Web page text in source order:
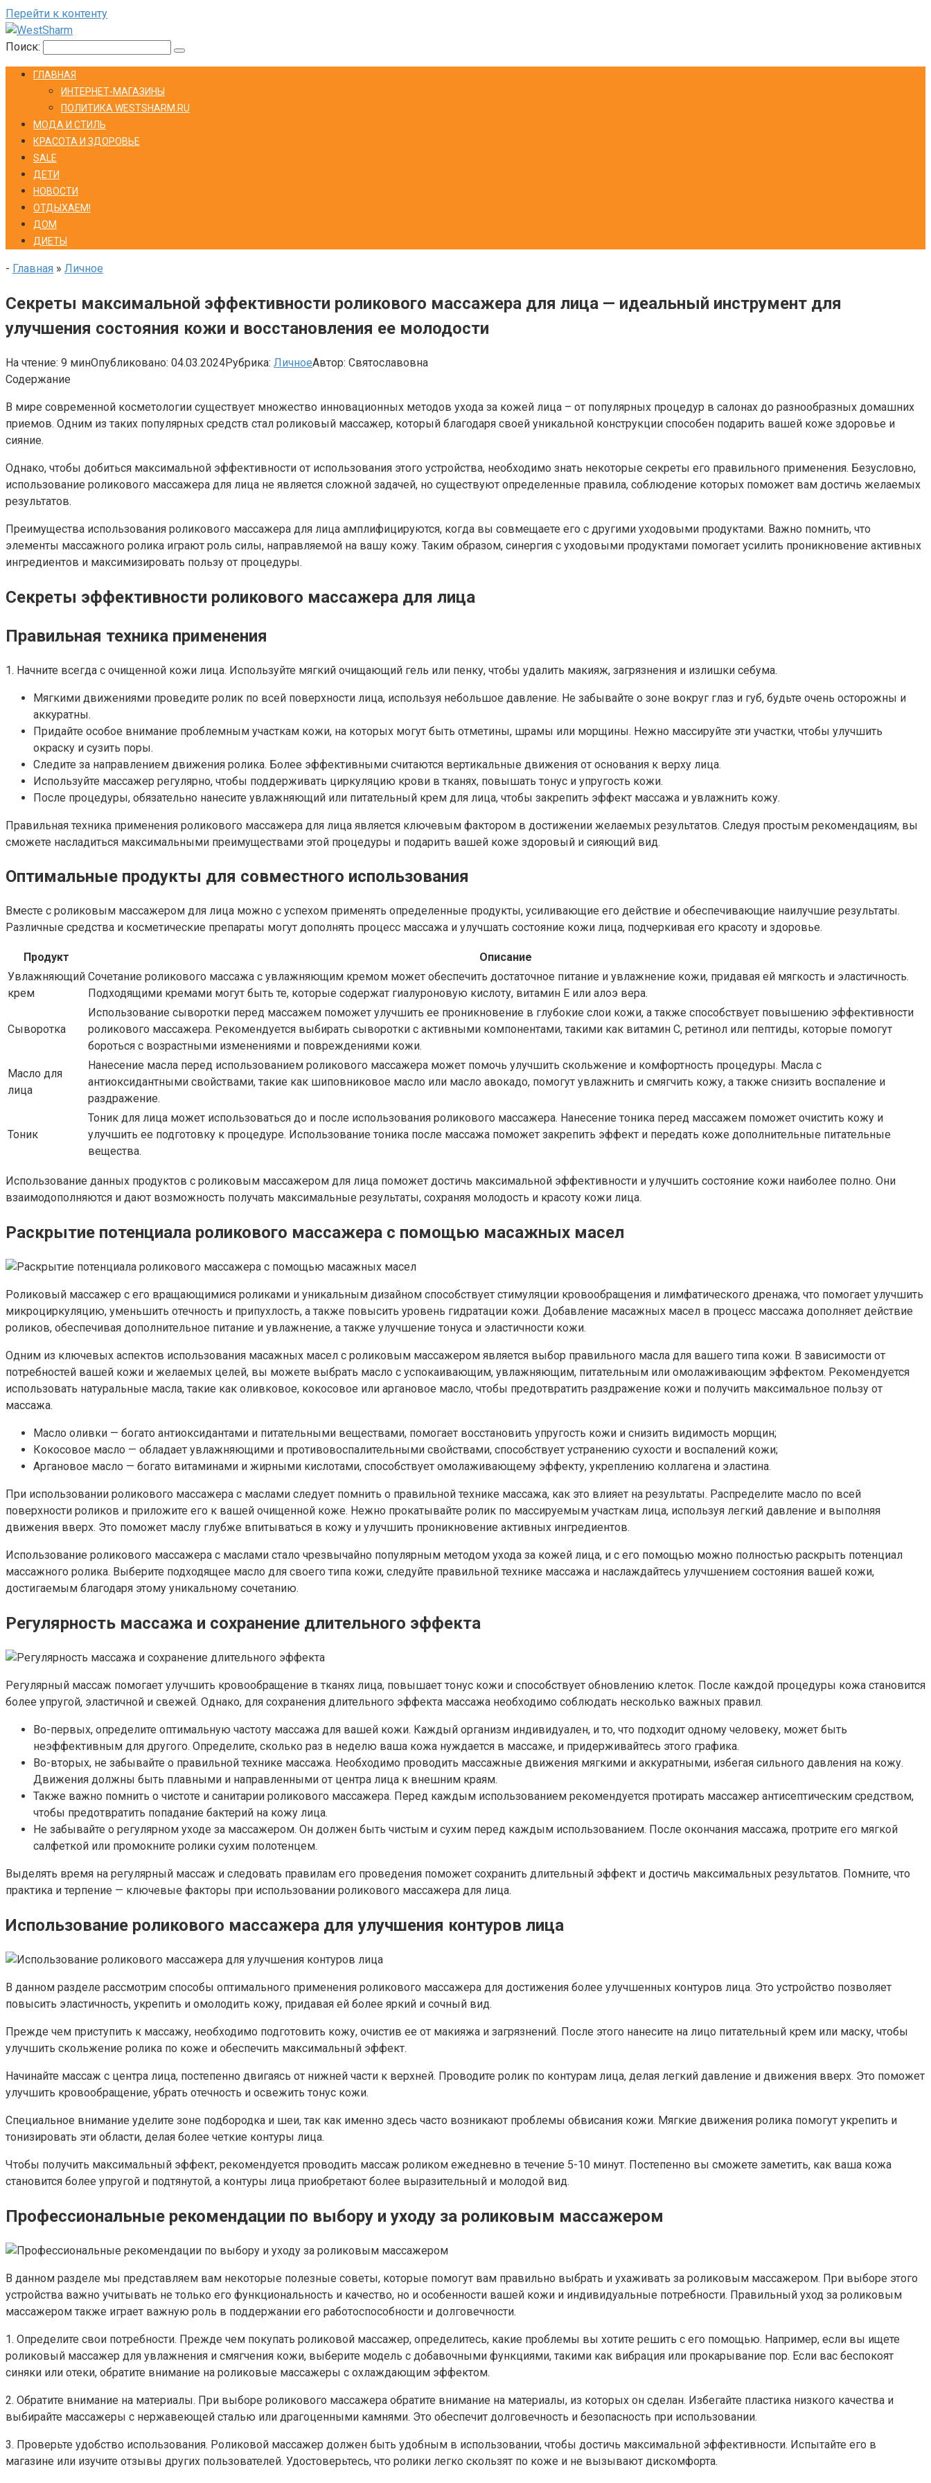
Перейти к контенту
Поиск:
ГЛАВНАЯ
ИНТЕРНЕТ-МАГАЗИНЫ
ПОЛИТИКА WESTSHARM.RU
МОДА И СТИЛЬ
КРАСОТА И ЗДОРОВЬЕ
SALE
ДЕТИ
НОВОСТИ
ОТДЫХАЕМ!
ДОМ
ДИЕТЫ
- Главная » Личное
Секреты максимальной эффективности роликового массажера для лица — идеальный инструмент для
улучшения состояния кожи и восстановления ее молодости
На чтение: 9 минОпубликовано: 04.03.2024Рубрика: ЛичноеАвтор: Святославовна
Содержание
В мире современной косметологии существует множество инновационных методов ухода за кожей лица – от популярных процедур в салонах до разнообразных домашних
приемов. Одним из таких популярных средств стал роликовый массажер, который благодаря своей уникальной конструкции способен подарить вашей коже здоровье и
сияние.
Однако, чтобы добиться максимальной эффективности от использования этого устройства, необходимо знать некоторые секреты его правильного применения. Безусловно,
использование роликового массажера для лица не является сложной задачей, но существуют определенные правила, соблюдение которых поможет вам достичь желаемых
результатов.
Преимущества использования роликового массажера для лица амплифицируются, когда вы совмещаете его с другими уходовыми продуктами. Важно помнить, что
элементы массажного ролика играют роль силы, направляемой на вашу кожу. Таким образом, синергия с уходовыми продуктами помогает усилить проникновение активных
ингредиентов и максимизировать пользу от процедуры.
Секреты эффективности роликового массажера для лица
Правильная техника применения
1. Начните всегда с очищенной кожи лица. Используйте мягкий очищающий гель или пенку, чтобы удалить макияж, загрязнения и излишки себума.
Мягкими движениями проведите ролик по всей поверхности лица, используя небольшое давление. Не забывайте о зоне вокруг глаз и губ, будьте очень осторожны и
аккуратны.
Придайте особое внимание проблемным участкам кожи, на которых могут быть отметины, шрамы или морщины. Нежно массируйте эти участки, чтобы улучшить
окраску и сузить поры.
Следите за направлением движения ролика. Более эффективными считаются вертикальные движения от основания к верху лица.
Используйте массажер регулярно, чтобы поддерживать циркуляцию крови в тканях, повышать тонус и упругость кожи.
После процедуры, обязательно нанесите увлажняющий или питательный крем для лица, чтобы закрепить эффект массажа и увлажнить кожу.
Правильная техника применения роликового массажера для лица является ключевым фактором в достижении желаемых результатов. Следуя простым рекомендациям, вы
сможете насладиться максимальными преимуществами этой процедуры и подарить вашей коже здоровый и сияющий вид.
Оптимальные продукты для совместного использования
Вместе с роликовым массажером для лица можно с успехом применять определенные продукты, усиливающие его действие и обеспечивающие наилучшие результаты.
Различные средства и косметические препараты могут дополнять процесс массажа и улучшать состояние кожи лица, подчеркивая его красоту и здоровье.
Продукт
Описание
Увлажняющий
крем
Сочетание роликового массажа с увлажняющим кремом может обеспечить достаточное питание и увлажнение кожи, придавая ей мягкость и эластичность.
Подходящими кремами могут быть те, которые содержат гиалуроновую кислоту, витамин Е или алоэ вера.
Сыворотка
Использование сыворотки перед массажем поможет улучшить ее проникновение в глубокие слои кожи, а также способствует повышению эффективности
роликового массажера. Рекомендуется выбирать сыворотки с активными компонентами, такими как витамин С, ретинол или пептиды, которые помогут
бороться с возрастными изменениями и повреждениями кожи.
Масло для
лица
Нанесение масла перед использованием роликового массажера может помочь улучшить скольжение и комфортность процедуры. Масла с
антиоксидантными свойствами, такие как шиповниковое масло или масло авокадо, помогут увлажнить и смягчить кожу, а также снизить воспаление и
раздражение.
Тоник
Тоник для лица может использоваться до и после использования роликового массажера. Нанесение тоника перед массажем поможет очистить кожу и
улучшить ее подготовку к процедуре. Использование тоника после массажа поможет закрепить эффект и передать коже дополнительные питательные
вещества.
Использование данных продуктов с роликовым массажером для лица поможет достичь максимальной эффективности и улучшить состояние кожи наиболее полно. Они
взаимодополняются и дают возможность получать максимальные результаты, сохраняя молодость и красоту кожи лица.
Раскрытие потенциала роликового массажера с помощью масажных масел
Роликовый массажер с его вращающимися роликами и уникальным дизайном способствует стимуляции кровообращения и лимфатического дренажа, что помогает улучшить
микроциркуляцию, уменьшить отечность и припухлость, а также повысить уровень гидратации кожи. Добавление масажных масел в процесс массажа дополняет действие
роликов, обеспечивая дополнительное питание и увлажнение, а также улучшение тонуса и эластичности кожи.
Одним из ключевых аспектов использования масажных масел с роликовым массажером является выбор правильного масла для вашего типа кожи. В зависимости от
потребностей вашей кожи и желаемых целей, вы можете выбрать масло с успокаивающим, увлажняющим, питательным или омолаживающим эффектом. Рекомендуется
использовать натуральные масла, такие как оливковое, кокосовое или аргановое масло, чтобы предотвратить раздражение кожи и получить максимальное пользу от
массажа.
Масло оливки — богато антиоксидантами и питательными веществами, помогает восстановить упругость кожи и снизить видимость морщин;
Кокосовое масло — обладает увлажняющими и противовоспалительными свойствами, способствует устранению сухости и воспалений кожи;
Аргановое масло — богато витаминами и жирными кислотами, способствует омолаживающему эффекту, укреплению коллагена и эластина.
При использовании роликового массажера с маслами следует помнить о правильной технике массажа, как это влияет на результаты. Распределите масло по всей
поверхности роликов и приложите его к вашей очищенной коже. Нежно прокатывайте ролик по массируемым участкам лица, используя легкий давление и выполняя
движения вверх. Это поможет маслу глубже впитываться в кожу и улучшить проникновение активных ингредиентов.
Использование роликового массажера с маслами стало чрезвычайно популярным методом ухода за кожей лица, и с его помощью можно полностью раскрыть потенциал
массажного ролика. Выберите подходящее масло для своего типа кожи, следуйте правильной технике массажа и наслаждайтесь улучшением состояния вашей кожи,
достигаемым благодаря этому уникальному сочетанию.
Регулярность массажа и сохранение длительного эффекта
Регулярный массаж помогает улучшить кровообращение в тканях лица, повышает тонус кожи и способствует обновлению клеток. После каждой процедуры кожа становится
более упругой, эластичной и свежей. Однако, для сохранения длительного эффекта массажа необходимо соблюдать несколько важных правил.
Во-первых, определите оптимальную частоту массажа для вашей кожи. Каждый организм индивидуален, и то, что подходит одному человеку, может быть
неэффективным для другого. Определите, сколько раз в неделю ваша кожа нуждается в массаже, и придерживайтесь этого графика.
Во-вторых, не забывайте о правильной технике массажа. Необходимо проводить массажные движения мягкими и аккуратными, избегая сильного давления на кожу.
Движения должны быть плавными и направленными от центра лица к внешним краям.
Также важно помнить о чистоте и санитарии роликового массажера. Перед каждым использованием рекомендуется протирать массажер антисептическим средством,
чтобы предотвратить попадание бактерий на кожу лица.
Не забывайте о регулярном уходе за массажером. Он должен быть чистым и сухим перед каждым использованием. После окончания массажа, протрите его мягкой
салфеткой или промокните ролики сухим полотенцем.
Выделять время на регулярный массаж и следовать правилам его проведения поможет сохранить длительный эффект и достичь максимальных результатов. Помните, что
практика и терпение — ключевые факторы при использовании роликового массажера для лица.
Использование роликового массажера для улучшения контуров лица
В данном разделе рассмотрим способы оптимального применения роликового массажера для достижения более улучшенных контуров лица. Это устройство позволяет
повысить эластичность, укрепить и омолодить кожу, придавая ей более яркий и сочный вид.
Прежде чем приступить к массажу, необходимо подготовить кожу, очистив ее от макияжа и загрязнений. После этого нанесите на лицо питательный крем или маску, чтобы
улучшить скольжение ролика по коже и обеспечить максимальный эффект.
Начинайте массаж с центра лица, постепенно двигаясь от нижней части к верхней. Проводите ролик по контурам лица, делая легкий давление и движения вверх. Это поможет
улучшить кровообращение, убрать отечность и освежить тонус кожи.
Специальное внимание уделите зоне подбородка и шеи, так как именно здесь часто возникают проблемы обвисания кожи. Мягкие движения ролика помогут укрепить и
тонизировать эти области, делая более четкие контуры лица.
Чтобы получить максимальный эффект, рекомендуется проводить массаж роликом ежедневно в течение 5-10 минут. Постепенно вы сможете заметить, как ваша кожа
становится более упругой и подтянутой, а контуры лица приобретают более выразительный и молодой вид.
Профессиональные рекомендации по выбору и уходу за роликовым массажером
В данном разделе мы представляем вам некоторые полезные советы, которые помогут вам правильно выбрать и ухаживать за роликовым массажером. При выборе этого
устройства важно учитывать не только его функциональность и качество, но и особенности вашей кожи и индивидуальные потребности. Правильный уход за роликовым
массажером также играет важную роль в поддержании его работоспособности и долговечности.
1. Определите свои потребности. Прежде чем покупать роликовой массажер, определитесь, какие проблемы вы хотите решить с его помощью. Например, если вы ищете
роликовый массажер для увлажнения и смягчения кожи, выберите модель с добавочными функциями, такими как вибрация или прокарывание пор. Если вас беспокоят
синяки или отеки, обратите внимание на роликовые массажеры с охлаждающим эффектом.
2. Обратите внимание на материалы. При выборе роликового массажера обратите внимание на материалы, из которых он сделан. Избегайте пластика низкого качества и
выбирайте массажеры с нержавеющей сталью или драгоценными камнями. Это обеспечит долговечность и безопасность при использовании.
3. Проверьте удобство использования. Роликовой массажер должен быть удобным в использовании, чтобы достичь максимальной эффективности. Испытайте его в
магазине или изучите отзывы других пользователей. Удостоверьтесь, что ролики легко скользят по коже и не вызывают дискомфорта.